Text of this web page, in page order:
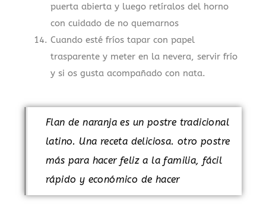
puerta abierta y luego retíralos del horno
con cuidado de no quemarnos
Cuando esté fríos tapar con papel
trasparente y meter en la nevera, servir frío
y si os gusta acompañado con nata.
Flan de naranja es un postre tradicional
latino. Una receta deliciosa. otro postre
más para hacer feliz a la familia, fácil
rápido y económico de hacer